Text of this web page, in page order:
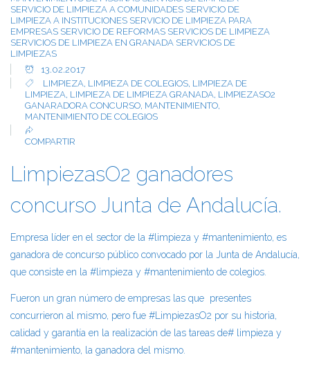
SERVICIO DE LIMPIEZA A COMUNIDADES SERVICIO DE
LIMPIEZA A INSTITUCIONES SERVICIO DE LIMPIEZA PARA
EMPRESAS SERVICIO DE REFORMAS SERVICIOS DE LIMPIEZA
SERVICIOS DE LIMPIEZA EN GRANADA SERVICIOS DE
LIMPIEZAS
13.02.2017
LIMPIEZA, LIMPIEZA DE COLEGIOS, LIMPIEZA DE
LIMPIEZA, LIMPIEZA DE LIMPIEZA GRANADA, LIMPIEZASO2
GANARADORA CONCURSO, MANTENIMIENTO,
MANTENIMIENTO DE COLEGIOS
COMPARTIR
LimpiezasO2 ganadores
concurso Junta de Andalucía.
Empresa líder en el sector de la #limpieza y #mantenimiento, es
ganadora de concurso público convocado por la Junta de Andalucía,
que consiste en la #limpieza y #mantenimiento de colegios.
Fueron un gran número de empresas las que presentes
concurrieron al mismo, pero fue #LimpiezasO2 por su historia,
calidad y garantía en la realización de las tareas de# limpieza y
#mantenimiento, la ganadora del mismo.